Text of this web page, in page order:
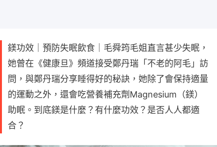
鎂功效｜預防失眠飲食｜毛舜筠毛姐直言甚少失眠，
她曾在《健康旦》頻道接受鄭丹瑞「不老的阿毛」訪
問，與鄭丹瑞分享睡得好的秘訣，她除了會保持適量
的運動之外，還會吃營養補充劑Magnesium（鎂）
助眠。到底鎂是什麼？有什麼功效？是否人人都適
合？